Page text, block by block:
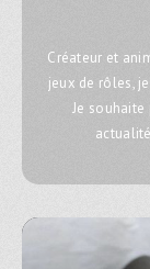
Créateur et
jeux de rôles,
Je